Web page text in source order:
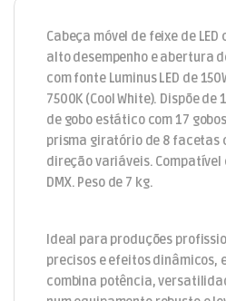
Cabeça móvel de feixe de
alto desempenho e abertura
com fonte Luminus LED de
7500K (Cool White). Dispõe
de gobo estático com 17
prisma giratório de 8 facetas
direção variáveis. Compatível
DMX. Peso de 7 kg.
Ideal para produções
precisos e efeitos dinâmicos,
combina potência,